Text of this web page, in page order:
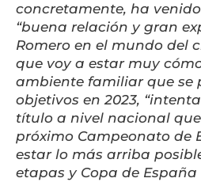
concretamente, ha
“buena relación y gran
Romero en el mundo del
que voy a estar muy
ambiente familiar que se
objetivos en 2023,
título a nivel nacional
próximo Campeonato de
estar lo más arriba
etapas y Copa de